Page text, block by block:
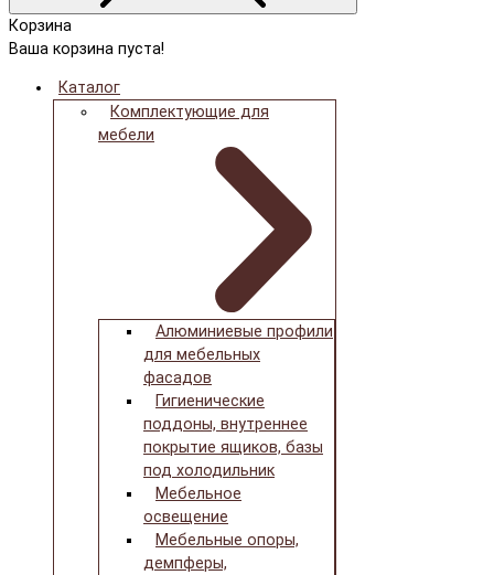
Корзина
Ваша корзина пуста!
Каталог
Комплектующие для
мебели
Алюминиевые профили
для мебельных
фасадов
Гигиенические
поддоны, внутреннее
покрытие ящиков, базы
под холодильник
Мебельное
освещение
Мебельные опоры,
демпферы,